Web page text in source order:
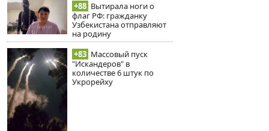
+88 Вытирала ноги о
флаг РФ: гражданку
Узбекистана отправляют
на родину
+83 Массовый пуск
"Искандеров" в
количестве 6 штук по
Укрорейху